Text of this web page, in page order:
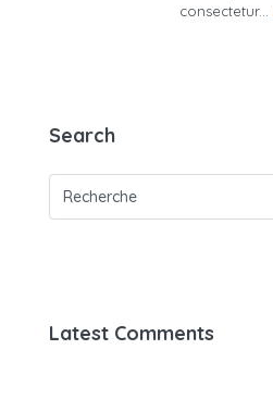
consectetur...
Search
Latest Comments